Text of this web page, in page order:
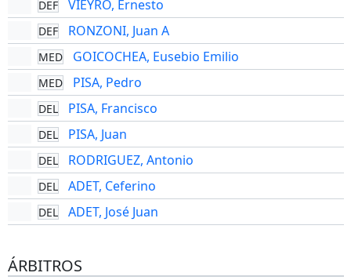
DEF VIEYRO, Ernesto
DEF RONZONI, Juan A
MED GOICOCHEA, Eusebio Emilio
MED PISA, Pedro
DEL PISA, Francisco
DEL PISA, Juan
DEL RODRIGUEZ, Antonio
DEL ADET, Ceferino
DEL ADET, José Juan
ÁRBITROS